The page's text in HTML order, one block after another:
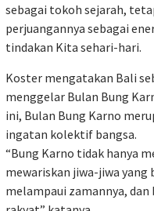
sebagai tokoh sejarah,
perjuangannya sebagai
tindakan Kita sehari-hari.
Koster mengatakan Bali
menggelar Bulan Bung
ini, Bulan Bung Karno
ingatan kolektif bangsa.
“Bung Karno tidak hanya
mewariskan jiwa-jiwa
melampaui zamannya,